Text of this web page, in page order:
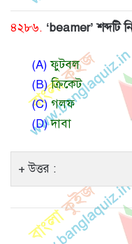
৪২৮৬. ‘beamer’ শব্দটি
(A)ফুটবল
(B)ক্রিকেট
(C) গলফ
(D)দাবা
উত্তর :